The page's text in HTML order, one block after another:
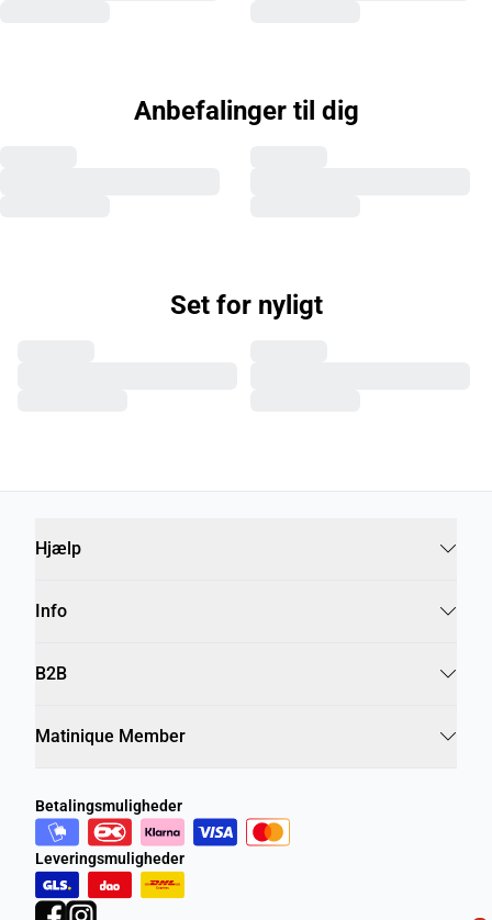
Anbefalinger til dig
Set for nyligt
Hjælp
Info
B2B
Matinique Member
Betalingsmuligheder
Leveringsmuligheder